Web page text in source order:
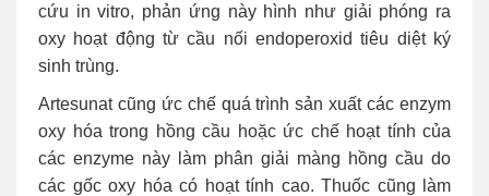
cứu in vitro, phản ứng này hình như giải phóng ra
oxy hoạt động từ cầu nối endoperoxid tiêu diệt ký
sinh trùng.
Artesunat cũng ức chế quá trình sản xuất các enzym
oxy hóa trong hồng cầu hoặc ức chế hoạt tính của
các enzyme này làm phân giải màng hồng cầu do
các gốc oxy hóa có hoạt tính cao. Thuốc cũng làm